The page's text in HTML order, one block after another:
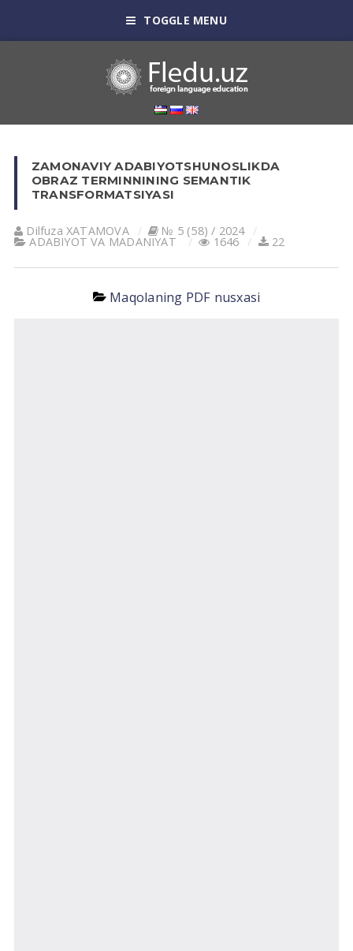
TOGGLE MENU
ZAMONAVIY ADABIYOTSHUNOSLIKDA
OBRAZ TERMINNINING SEMANTIK
TRANSFORMATSIYASI
Dilfuza XATAMOVA № 5 (58) / 2024
АDАBIYOT VА MАDАNIYAT 1646 22
Maqolaning PDF nusxasi